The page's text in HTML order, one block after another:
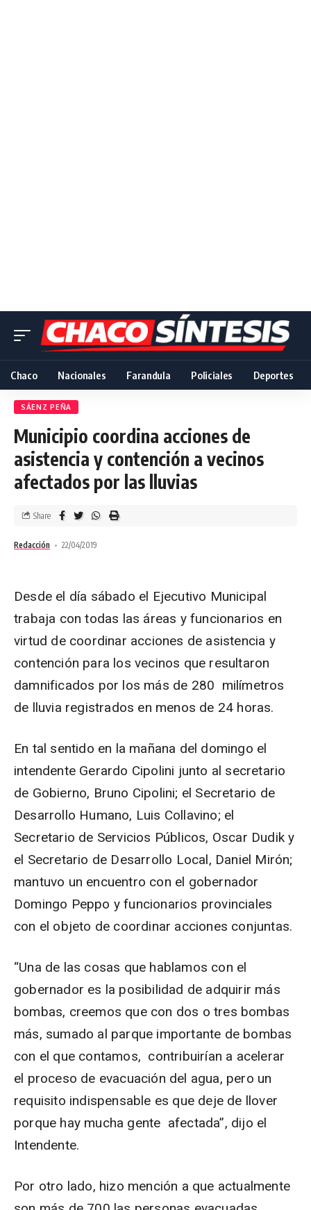
Chaco Nacionales Farandula Policiales Deportes
SÁENZ PEÑA
Municipio coordina acciones de
asistencia y contención a vecinos
afectados por las lluvias
Redacción 22/04/2019
Share
Desde el día sábado el Ejecutivo Municipal
trabaja con todas las áreas y funcionarios en
virtud de coordinar acciones de asistencia y
contención para los vecinos que resultaron
damnificados por los más de 280 milímetros
de lluvia registrados en menos de 24 horas.
En tal sentido en la mañana del domingo el
intendente Gerardo Cipolini junto al secretario
de Gobierno, Bruno Cipolini; el Secretario de
Desarrollo Humano, Luis Collavino; el
Secretario de Servicios Públicos, Oscar Dudik y
el Secretario de Desarrollo Local, Daniel Mirón;
mantuvo un encuentro con el gobernador
Domingo Peppo y funcionarios provinciales
con el objeto de coordinar acciones conjuntas.
“Una de las cosas que hablamos con el
gobernador es la posibilidad de adquirir más
bombas, creemos que con dos o tres bombas
más, sumado al parque importante de bombas
con el que contamos, contribuirían a acelerar
el proceso de evacuación del agua, pero un
requisito indispensable es que deje de llover
porque hay mucha gente afectada”, dijo el
Intendente.
Por otro lado, hizo mención a que actualmente